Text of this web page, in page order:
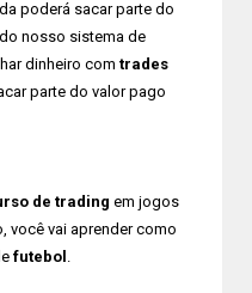
poderá sacar parte do
nosso sistema de
dinheiro com trades
parte do valor pago
de trading em jogos
você vai aprender como
futebol .